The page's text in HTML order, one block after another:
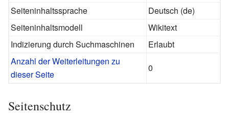
Seiteninhaltssprache
Deutsch (de)
Seiteninhaltsmodell
Wikitext
Indizierung durch Suchmaschinen
Erlaubt
Anzahl der Weiterleitungen zu
dieser Seite
0
Seitenschutz